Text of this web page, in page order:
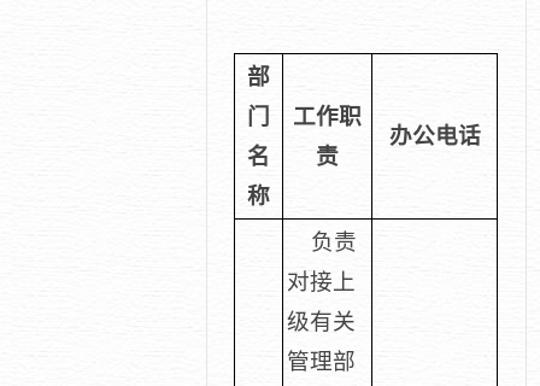
部
门
名
称
工作职
责
办公电话
负责
对接上
级有关
管理部